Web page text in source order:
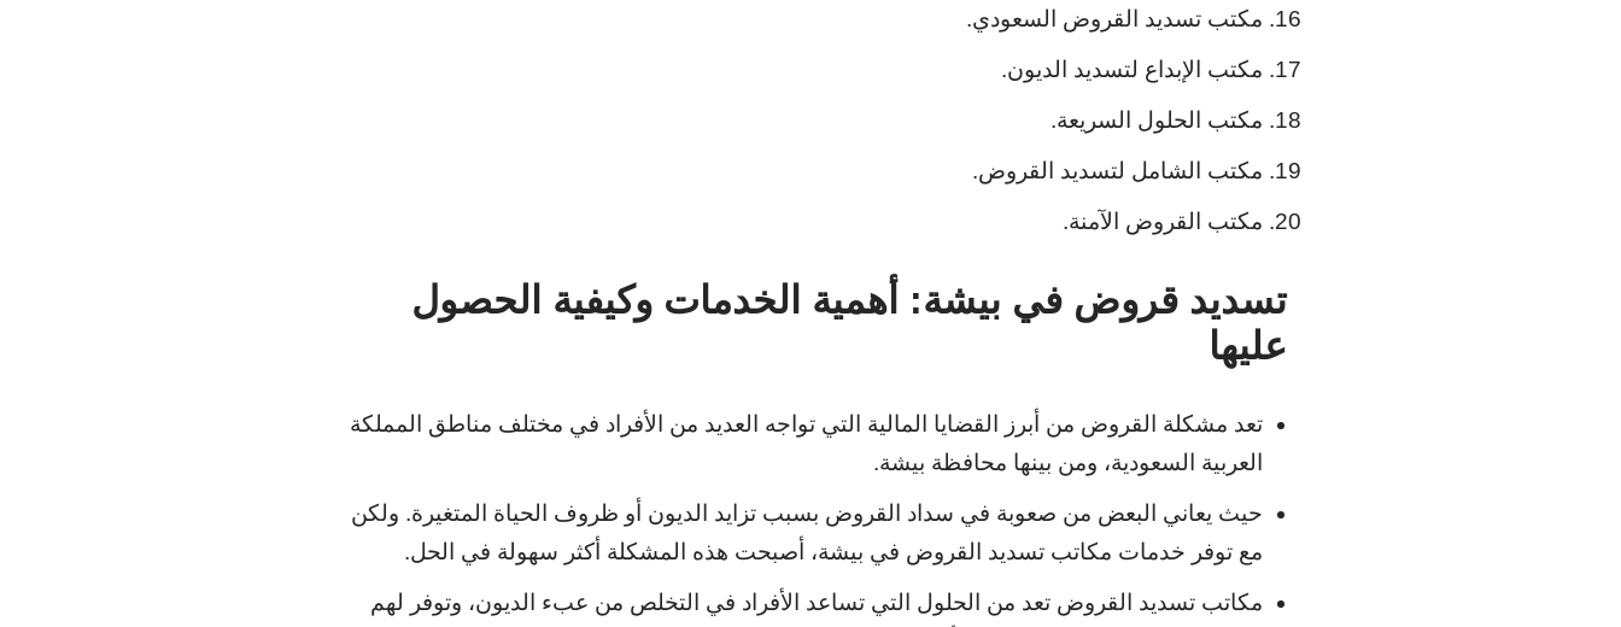
مكتب تسديد القروض السعودي.
مكتب الإبداع لتسديد الديون.
مكتب الحلول السريعة.
مكتب الشامل لتسديد القروض.
مكتب القروض الآمنة.
تسديد قروض في بيشة: أهمية الخدمات وكيفية الحصول
عليها
تعد مشكلة القروض من أبرز القضايا المالية التي تواجه العديد من الأفراد في مختلف مناطق المملكة
العربية السعودية، ومن بينها محافظة بيشة.
حيث يعاني البعض من صعوبة في سداد القروض بسبب تزايد الديون أو ظروف الحياة المتغيرة. ولكن
مع توفر خدمات مكاتب تسديد القروض في بيشة، أصبحت هذه المشكلة أكثر سهولة في الحل.
مكاتب تسديد القروض تعد من الحلول التي تساعد الأفراد في التخلص من عبء الديون، وتوفر لهم